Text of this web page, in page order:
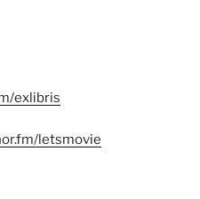
exlibris
letsmovie